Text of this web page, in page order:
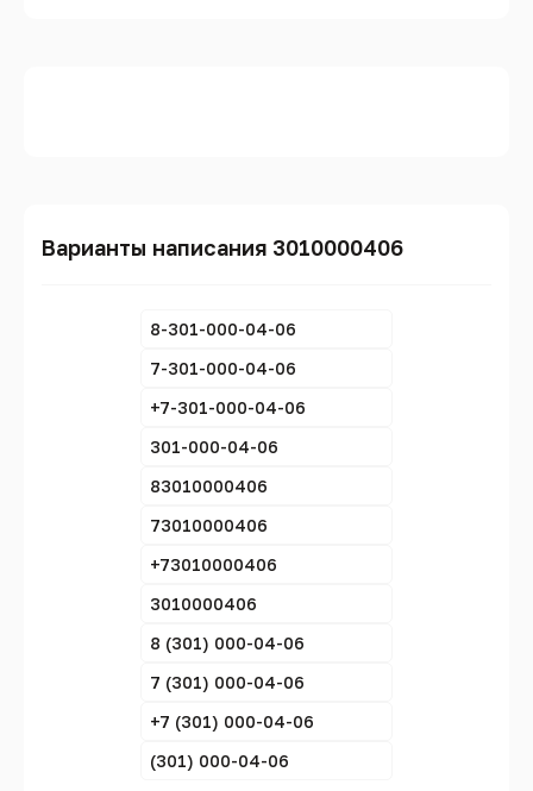
Варианты написания 3010000406
8-301-000-04-06
7-301-000-04-06
+7-301-000-04-06
301-000-04-06
83010000406
73010000406
+73010000406
3010000406
8 (301) 000-04-06
7 (301) 000-04-06
+7 (301) 000-04-06
(301) 000-04-06